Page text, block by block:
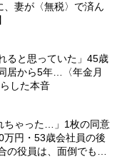
、妻が〈無税〉で済ん
ると思っていた」45歳
居から5年…〈年金月
した本音
ちゃった…」1枚の同意
円・53歳会社員の後
の役員は、面倒でも自